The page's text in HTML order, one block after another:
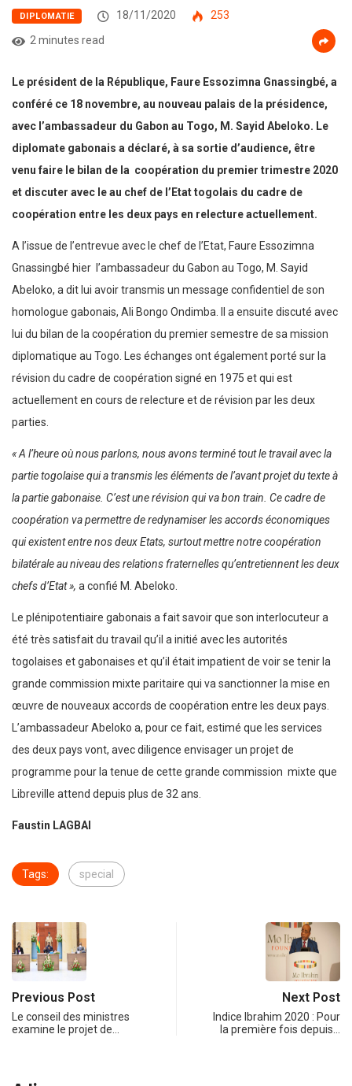
DIPLOMATIE 18/11/2020
253
2 minutes read
Le président de la République, Faure Essozimna Gnassingbé, a
conféré ce 18 novembre, au nouveau palais de la présidence,
avec l’ambassadeur du Gabon au Togo, M. Sayid Abeloko. Le
diplomate gabonais a déclaré, à sa sortie d’audience, être
venu faire le bilan de la coopération du premier trimestre 2020
et discuter avec le au chef de l’Etat togolais du cadre de
coopération entre les deux pays en relecture actuellement.
A l’issue de l’entrevue avec le chef de l’Etat, Faure Essozimna
Gnassingbé hier l’ambassadeur du Gabon au Togo, M. Sayid
Abeloko, a dit lui avoir transmis un message confidentiel de son
homologue gabonais, Ali Bongo Ondimba. Il a ensuite discuté avec
lui du bilan de la coopération du premier semestre de sa mission
diplomatique au Togo. Les échanges ont également porté sur la
révision du cadre de coopération signé en 1975 et qui est
actuellement en cours de relecture et de révision par les deux
parties.
« A l’heure où nous parlons, nous avons terminé tout le travail avec la
partie togolaise qui a transmis les éléments de l’avant projet du texte à
la partie gabonaise. C’est une révision qui va bon train. Ce cadre de
coopération va permettre de redynamiser les accords économiques
qui existent entre nos deux Etats, surtout mettre notre coopération
bilatérale au niveau des relations fraternelles qu’entretiennent les deux
chefs d’Etat », a confié M. Abeloko.
Le plénipotentiaire gabonais a fait savoir que son interlocuteur a
été très satisfait du travail qu’il a initié avec les autorités
togolaises et gabonaises et qu’il était impatient de voir se tenir la
grande commission mixte paritaire qui va sanctionner la mise en
œuvre de nouveaux accords de coopération entre les deux pays.
L’ambassadeur Abeloko a, pour ce fait, estimé que les services
des deux pays vont, avec diligence envisager un projet de
programme pour la tenue de cette grande commission mixte que
Libreville attend depuis plus de 32 ans.
Faustin LAGBAI
Tags: special
Previous Post
Le conseil des ministres
examine le projet de…
Next Post
Indice Ibrahim 2020 : Pour
la première fois depuis…